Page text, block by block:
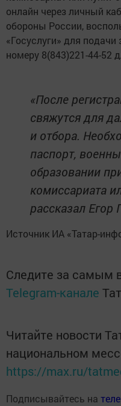
онлайн через личный
обороны России,
«Госуслуги» для
номеру 8(843)221-44-52
«После
свяжутся для
и отбора.
паспорт,
образовании
комиссариата
рассказал Егор
Источник ИА «Татар-
Следите за самым
Telegram-канале
Читайте новости
национальном
https://max.ru/
Подписывайтесь на